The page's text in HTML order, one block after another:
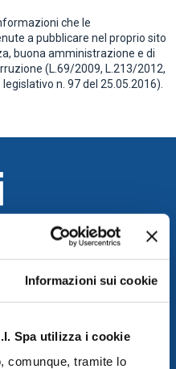
Informazioni sui cookie
Spa utilizza i cookie
comunque, tramite lo
che le
a pubblicare nel proprio sito
buona amministrazione e di
(L.69/2009, L.213/2012,
n. 97 del 25.05.2016).
Spa
54, Milano